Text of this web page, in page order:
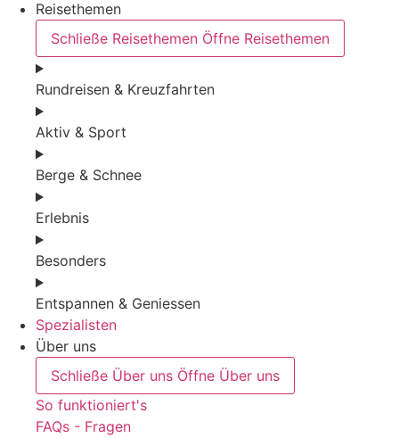
Reisethemen
Schließe Reisethemen Öffne Reisethemen
Rundreisen & Kreuzfahrten
Aktiv & Sport
Berge & Schnee
Erlebnis
Besonders
Entspannen & Geniessen
Spezialisten
Über uns
Schließe Über uns Öffne Über uns
So funktioniert's
FAQs - Fragen